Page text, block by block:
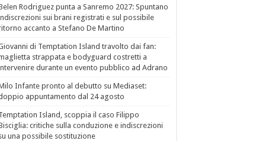
Rodriguez punta a Sanremo 2027: Spuntano
sui brani registrati e sul possibile
accanto a Stefano De Martino
di Temptation Island travolto dai fan:
strappata e bodyguard costretti a
durante un evento pubblico ad Adrano
Infante pronto al debutto su Mediaset:
appuntamento dal 24 agosto
Island, scoppia il caso Filippo
critiche sulla conduzione e indiscrezioni
una possibile sostituzione